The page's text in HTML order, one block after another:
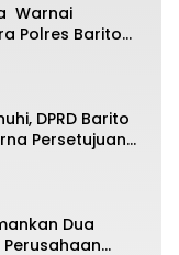
Warnai
Polres Barito
DPRD Barito
Persetujuan
APBD
Dua